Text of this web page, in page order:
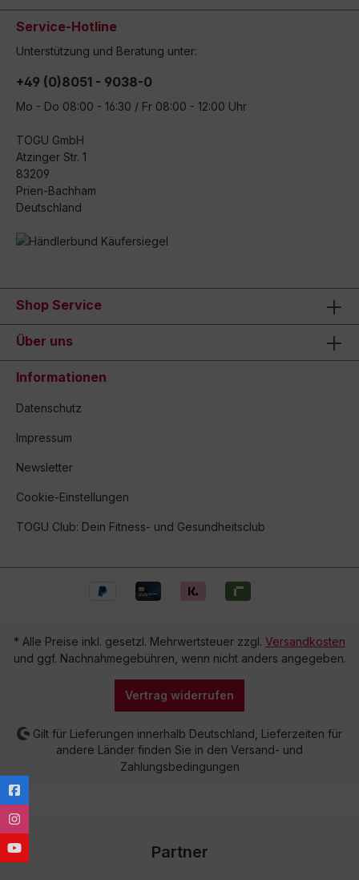
Service-Hotline
Unterstützung und Beratung unter:
+49 (0)8051 - 9038-0
Mo - Do 08:00 - 16:30 / Fr 08:00 - 12:00 Uhr
TOGU GmbH
Atzinger Str. 1
83209
Prien-Bachham
Deutschland
Shop Service
Über uns
Informationen
Datenschutz
Impressum
Newsletter
Cookie-Einstellungen
TOGU Club: Dein Fitness- und Gesundheitsclub
* Alle Preise inkl. gesetzl. Mehrwertsteuer zzgl. Versandkosten
und ggf. Nachnahmegebühren, wenn nicht anders angegeben.
Vertrag widerrufen
Gilt für Lieferungen innerhalb Deutschland, Lieferzeiten für
andere Länder finden Sie in den Versand- und
Zahlungsbedingungen
Partner